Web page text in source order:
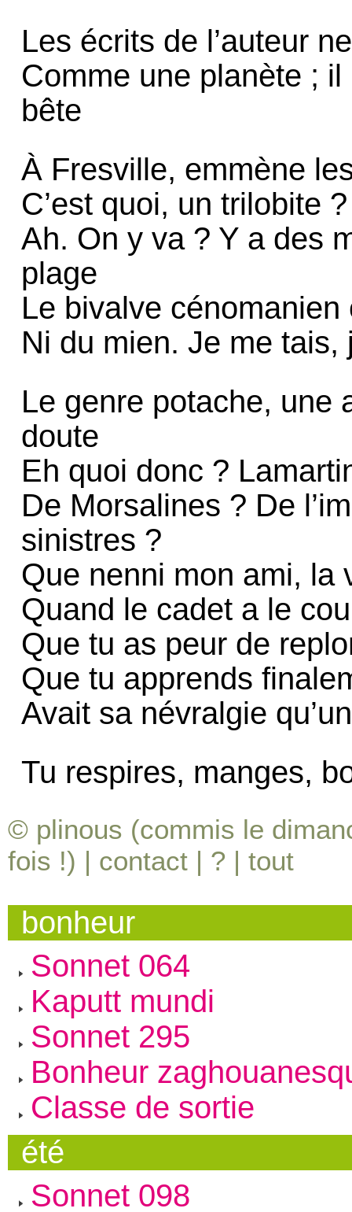
Les écrits de l’auteur
Comme une planète ; il
bête
À Fresville, emmène
C’est quoi, un trilobite
Ah. On y va ? Y a des
plage
Le bivalve cénomanien
Ni du mien. Je me
Le genre potache, une
doute
Eh quoi donc ?
De Morsalines ? De
sinistres ?
Que nenni mon ami, la
Quand le cadet a le
Que tu as peur de
Que tu apprends
Avait sa névralgie
Tu respires, manges,
© plinous (commis le
fois !) | contact | ? | tout
bonheur
Sonnet 064
Kaputt mundi
Sonnet 295
Bonheur
Classe de sortie
été
Sonnet 098